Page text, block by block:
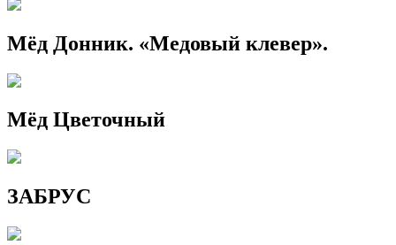
Мёд Донник. «Медовый клевер».
Мёд Цветочный
ЗАБРУС